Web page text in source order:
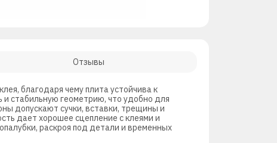
Отзывы
благодаря чему плита устойчива к
стабильную геометрию, что удобно для
допускают сучки, вставки, трещины и
дает хорошее сцепление с клеями и
раскроя под детали и временных